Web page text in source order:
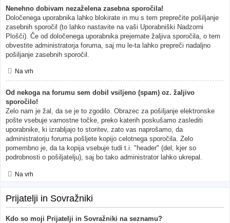
Nenehno dobivam nezaželena zasebna sporočila!
Določenega uporabnika lahko blokirate in mu s tem preprečite pošiljanje
zasebnih sporočil (to lahko nastavite na vaši Uporabniški Nadzorni
Plošči). Če od določenega uporabnika prejemate žaljiva sporočila, o tem
obvestite administratorja foruma, saj mu le-ta lahko prepreči nadaljno
pošiljanje zasebnih sporočil.
Na vrh
Od nekoga na forumu sem dobil vsiljeno (spam) oz. žaljivo
sporočilo!
Zelo nam je žal, da se je to zgodilo. Obrazec za pošiljanje elektronske
pošte vsebuje varnostne točke, preko katerih poskušamo zaslediti
uporabnike, ki izrabljajo to storitev, zato vas naprošamo, da
administratorju foruma pošljete kopijo celotnega sporočila. Zelo
pomembno je, da ta kopija vsebuje tudi t.i. "header" (del, kjer so
podrobnosti o pošiljatelju), saj bo tako administrator lahko ukrepal.
Na vrh
Prijatelji in Sovražniki
Kdo so moji Prijatelji in Sovražniki na seznamu?